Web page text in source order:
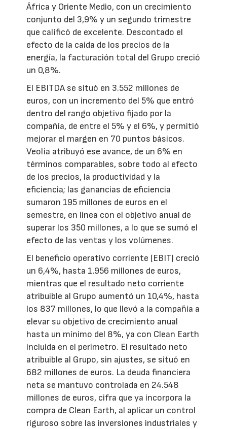
África y Oriente Medio, con un crecimiento
conjunto del 3,9% y un segundo trimestre
que calificó de excelente. Descontado el
efecto de la caída de los precios de la
energía, la facturación total del Grupo creció
un 0,8%.
El EBITDA se situó en 3.552 millones de
euros, con un incremento del 5% que entró
dentro del rango objetivo fijado por la
compañía, de entre el 5% y el 6%, y permitió
mejorar el margen en 70 puntos básicos.
Veolia atribuyó ese avance, de un 6% en
términos comparables, sobre todo al efecto
de los precios, la productividad y la
eficiencia; las ganancias de eficiencia
sumaron 195 millones de euros en el
semestre, en línea con el objetivo anual de
superar los 350 millones, a lo que se sumó el
efecto de las ventas y los volúmenes.
El beneficio operativo corriente (EBIT) creció
un 6,4%, hasta 1.956 millones de euros,
mientras que el resultado neto corriente
atribuible al Grupo aumentó un 10,4%, hasta
los 837 millones, lo que llevó a la compañía a
elevar su objetivo de crecimiento anual
hasta un mínimo del 8%, ya con Clean Earth
incluida en el perímetro. El resultado neto
atribuible al Grupo, sin ajustes, se situó en
682 millones de euros. La deuda financiera
neta se mantuvo controlada en 24.548
millones de euros, cifra que ya incorpora la
compra de Clean Earth, al aplicar un control
riguroso sobre las inversiones industriales y